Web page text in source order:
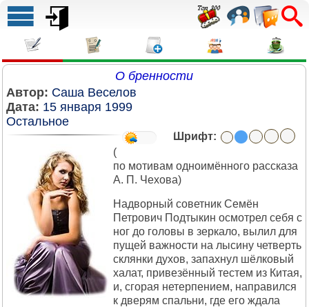
О бренности
Автор: Саша Веселов
Дата: 15 января 1999
Остальное
Шрифт:
(
по мотивам одноимённого рассказа
А. П. Чехова)
Надворный советник Семён
Петрович Подтыкин осмотрел себя с
ног до головы в зеркало, вылил для
пущей важности на лысину четверть
склянки духов, запахнул шёлковый
халат, привезённый тестем из Китая,
и, сгорая нетерпением, направился
к дверям спальни, где его ждала